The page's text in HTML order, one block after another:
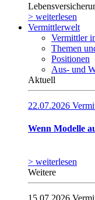
> weiterlesen
Vermittlerwelt
Vermittler
Themen
Positionen
Aus- und
Aktuell
22.07.2026
Wenn Modelle
> weiterlesen
Weitere